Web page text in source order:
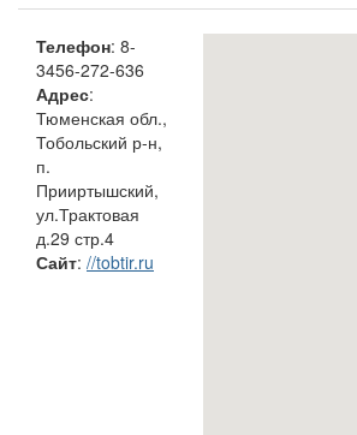
Телефон: 8-
3456-272-636
Адрес:
Тюменская обл.,
Тобольский р-н,
п.
Прииртышский,
ул.Трактовая
д.29 стр.4
Сайт: //tobtir.ru